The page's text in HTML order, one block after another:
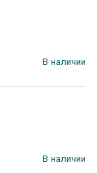
В наличии
В наличии